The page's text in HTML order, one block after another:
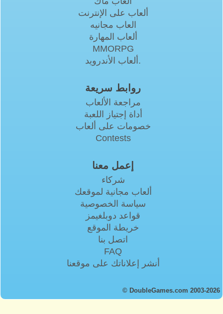
ألعاب على الإنترنت
العاب مجانيه
ألعاب المهارة
MMORPG
ألعاب الأندرويد.
روابط سريعة
مراجعة الألعاب
أداة إجتياز اللعبة
خصومات على ألعاب
Contests
إعمل معنا
شركاء
ألعاب مجانية لموقعك
سياسة الخصوصية
قواعد دوبلغيمز
خريطة الموقع
اتصل بنا
FAQ
أنشر إعلاناتك على موقعنا
© DoubleGames.com 2003-2026